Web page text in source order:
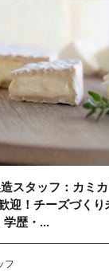
造スタッフ：カミ
迎！チーズづくり
学歴・...
フ